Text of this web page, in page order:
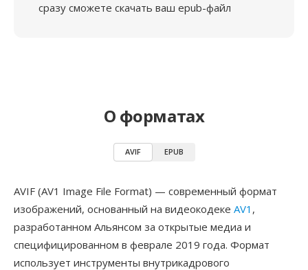
сразу сможете скачать ваш epub-файл
О форматах
AVIF EPUB
AVIF (AV1 Image File Format) — современный формат
изображений, основанный на видеокодеке AV1 ,
разработанном Альянсом за открытые медиа и
специфицированном в феврале 2019 года. Формат
использует инструменты внутрикадрового